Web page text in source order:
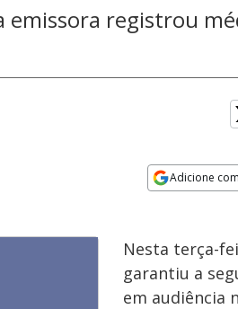
emissora registrou
Adicione
Nesta terça-
garantiu a
em audiência